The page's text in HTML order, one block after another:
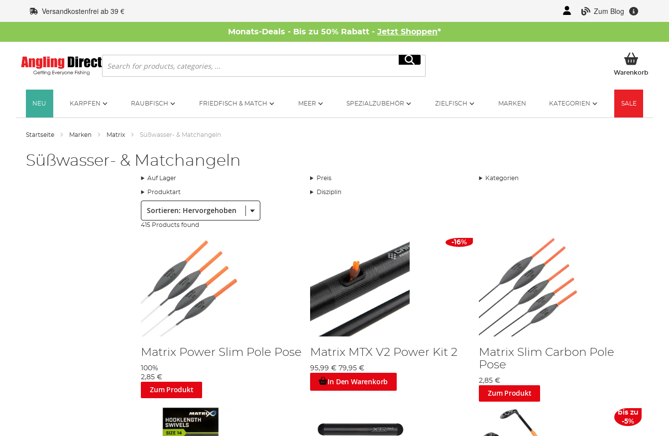
Inhalt
springen
Zum Blog
Versandkostenfrei ab 39 €
Monats-Deals - Bis zu 50% Rabatt - Jetzt Shoppen*
Suche
Suche
WarenkorbMein
NEU KARPFEN RAUBFISCH FRIEDFISCH & MATCH MEER SPEZIALZUBEHÖR ZIELFISCH MARKEN KATEGORIEN SALE
Startseite Marken Matrix Süßwasser- & Matchangeln
Süßwasser- & Matchangeln
Auf Lager Preis Kategorien
Produktart Disziplin
Sortieren:
415 Products found
Matrix Power Slim Pole Pose
100%
2,85 €
Zum Produkt
-16%
Matrix MTX V2 Power Kit 2
95,99 € 79,95 €
In Den Warenkorb
Matrix Slim Carbon Pole
Pose
2,85 €
Zum Produkt
bis zu
-5%